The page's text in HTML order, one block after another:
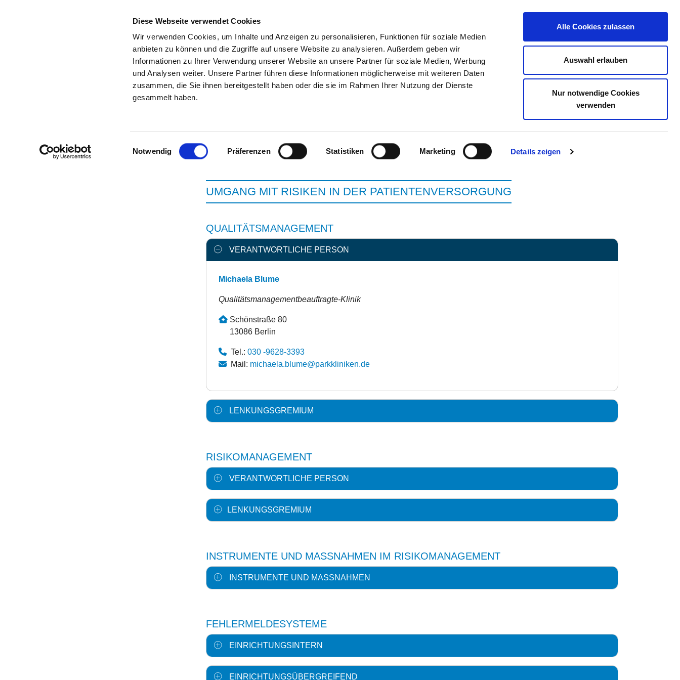
Diese Webseite verwendet Cookies
Wir verwenden Cookies, um Inhalte und Anzeigen zu personalisieren, Funktionen für soziale Medien
anbieten zu können und die Zugriffe auf unsere Website zu analysieren. Außerdem geben wir
Informationen zu Ihrer Verwendung unserer Website an unsere Partner für soziale Medien, Werbung
und Analysen weiter. Unsere Partner führen diese Informationen möglicherweise mit weiteren Daten
zusammen, die Sie ihnen bereitgestellt haben oder die sie im Rahmen Ihrer Nutzung der Dienste
gesammelt haben.
Einwilligungsauswahl
Notwendig Präferenzen Statistiken Marketing Details zeigen
Alle Cookies zulassen
Auswahl erlauben
Nur notwendige Cookies
verwenden
SUCHEN TIPPS & HILFE DAS DKV STELLENBÖRSE KONTAKT IHRE MEINUNG
Zur Krankenhaus-Startseite
UMGANG MIT RISIKEN IN DER PATIENTENVERSORGUNG
QUALITÄTSMANAGEMENT
VERANTWORTLICHE PERSON
Michaela Blume
Qualitätsmanagementbeauftragte-Klinik
Schönstraße 80
13086 Berlin
Tel.: 030 -9628-3393
Mail: ed.nekinilkkrap@emulb.aleahcim
LENKUNGSGREMIUM
RISIKOMANAGEMENT
VERANTWORTLICHE PERSON
LENKUNGSGREMIUM
INSTRUMENTE UND MASSNAHMEN IM RISIKOMANAGEMENT
INSTRUMENTE UND MASSNAHMEN
FEHLERMELDESYSTEME
EINRICHTUNGSINTERN
EINRICHTUNGSÜBERGREIFEND